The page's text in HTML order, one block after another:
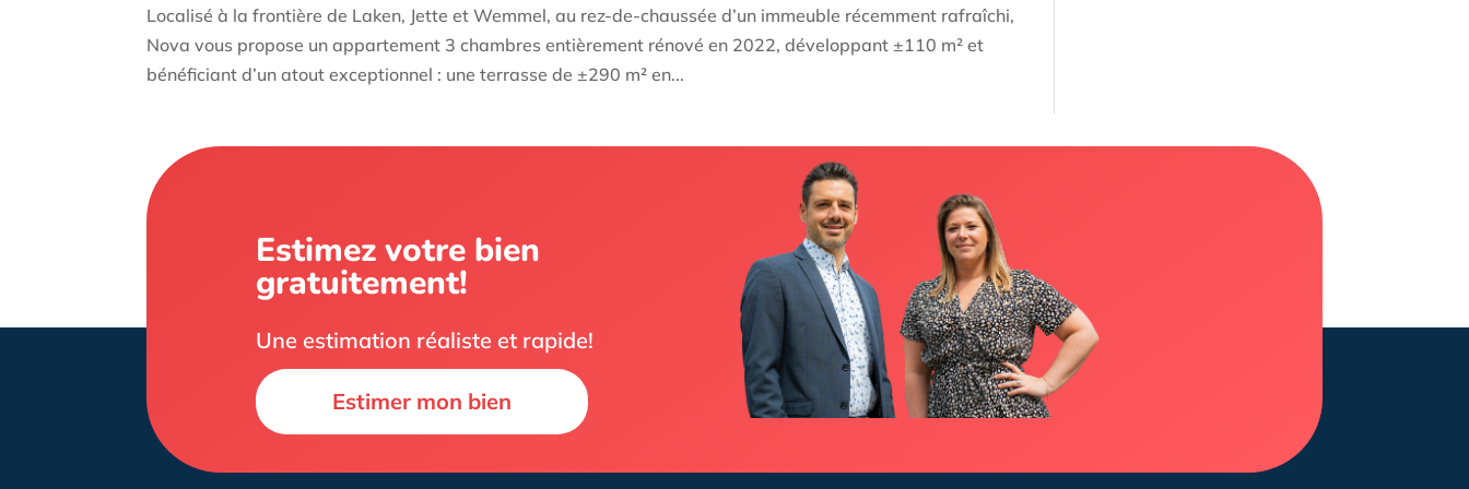
Localisé à la frontière de Laken, Jette et Wemmel, au rez-de-chaussée d’un immeuble récemment rafraîchi,
Nova vous propose un appartement 3 chambres entièrement rénové en 2022, développant ±110 m² et
bénéficiant d’un atout exceptionnel : une terrasse de ±290 m² en...
Estimez votre bien
gratuitement!
Une estimation réaliste et rapide!
Estimer mon bien